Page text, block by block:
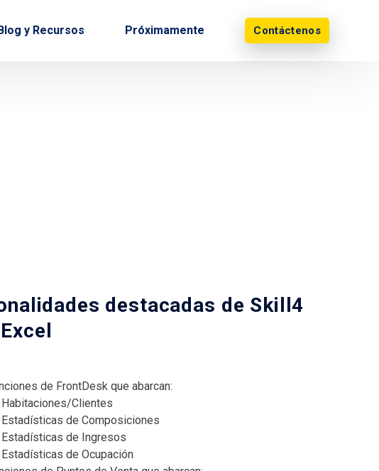
Blog y Recursos Próximamente Contáctenos
destacadas de Skill4
de FrontDesk que abarcan:
Habitaciones/Clientes
Estadísticas de Composiciones
Estadísticas de Ingresos
Estadísticas de Ocupación